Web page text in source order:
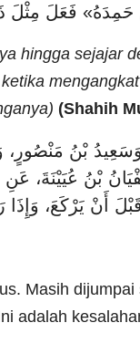
حَمِدَهُ» فَعَلَ
hingga sejajar
(Shahih
بْنُ مَنْصُورٍ،
بْنُ عُيَيْنَةَ،
أَنْ يَرْكَعَ،
Masih
adalah